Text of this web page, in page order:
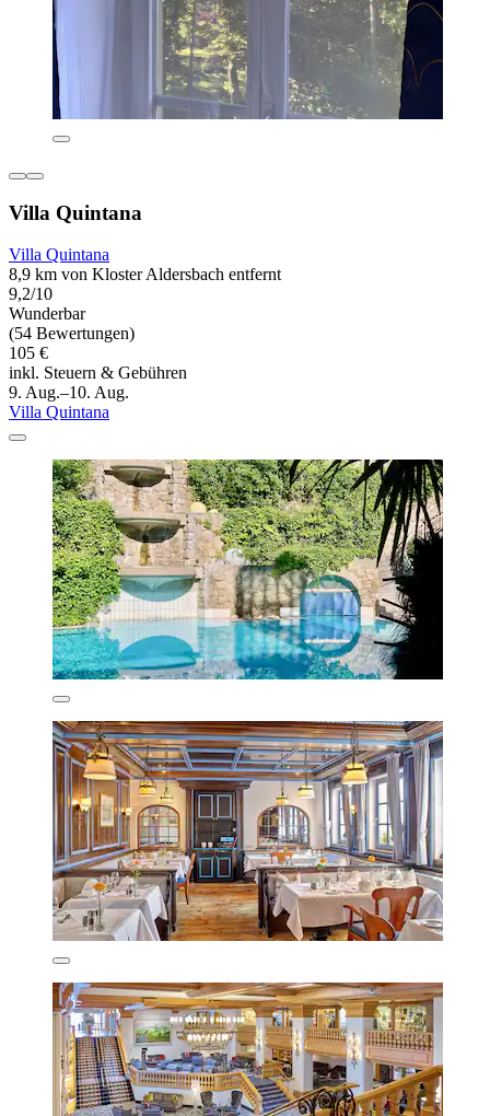
Villa Quintana
Villa Quintana
8,9 km von Kloster Aldersbach entfernt
9,2/10
Wunderbar
(54 Bewertungen)
105 €
inkl. Steuern & Gebühren
9. Aug.–10. Aug.
Villa Quintana